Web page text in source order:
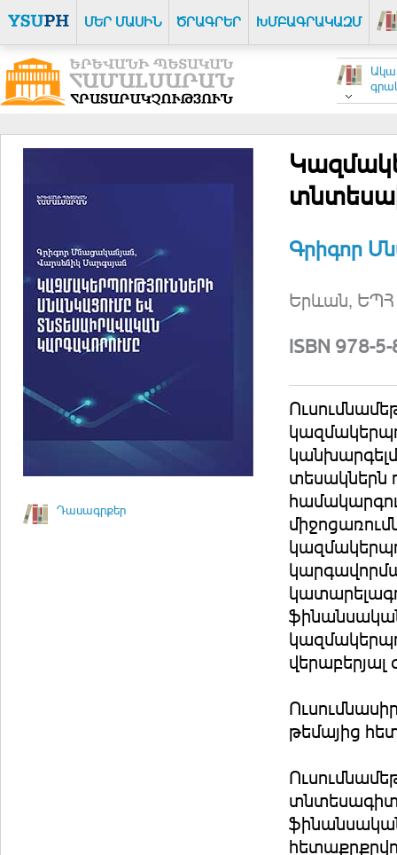
ՄԵՐ ՄԱՍԻՆ ԾՐԱԳՐԵՐ ԽՄԲԱԳՐԱԿԱԶՄ
Դասագրքեր
Գրիգոր
Երևան, ԵՊՀ
ISBN 978-
տեսակներն
վերաբերյալ
թեմայից